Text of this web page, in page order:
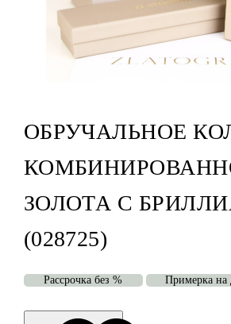
ОБРУЧАЛЬНОЕ
ЗОЛОТА С
(028725)
Рассрочка без % Примерка на